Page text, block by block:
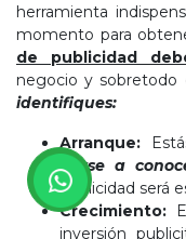
herramienta
momento para
de publicidad
negocio y
identifiques:
Arranque:
darse a
publicidad será
Crecimiento:
inversión